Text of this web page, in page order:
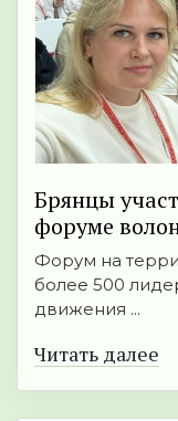
Брянцы
форуме
Форум на
более 500
движения ...
Читать далее